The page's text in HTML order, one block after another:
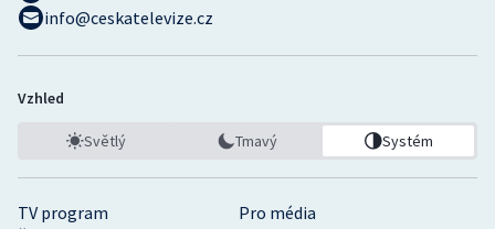
TV program
Pro média
info@ceskatelevize.cz
Vzhled
Světlý Tmavý Systém